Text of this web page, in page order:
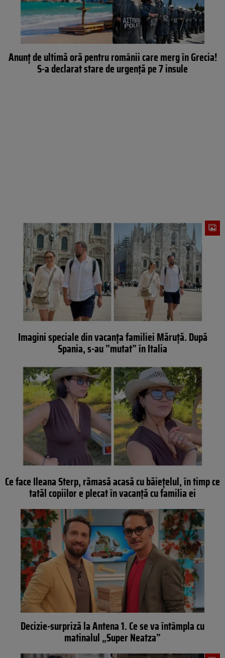
Anunț de ultimă oră pentru românii care merg în Grecia!
S-a declarat stare de urgență pe 7 insule
Imagini speciale din vacanța familiei Măruță. După
Spania, s-au ”mutat” în Italia
Ce face Ileana Sterp, rămasă acasă cu băiețelul, în timp ce
tatăl copiilor e plecat în vacanță cu familia ei
Decizie-surpriză la Antena 1. Ce se va întâmpla cu
matinalul „Super Neatza”